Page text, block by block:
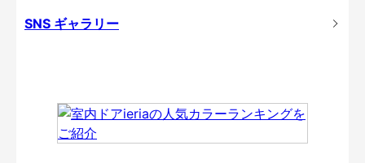
SNS ギャラリー